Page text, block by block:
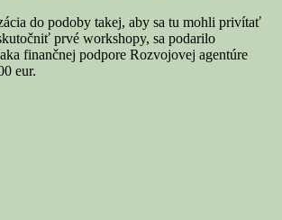
do podoby takej, aby sa tu mohli privítať
prvé workshopy, sa podarilo
finančnej podpore Rozvojovej agentúre
eur.